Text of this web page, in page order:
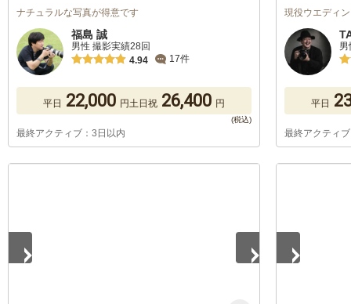
ナチュラルな写真が得意です
福島 誠
男性 撮影実績28回
4.94
17件
平日 22,000 円土日祝 26,400 円
最終アクティブ：3日以内
現役ウエディ
平日
最終アクティ